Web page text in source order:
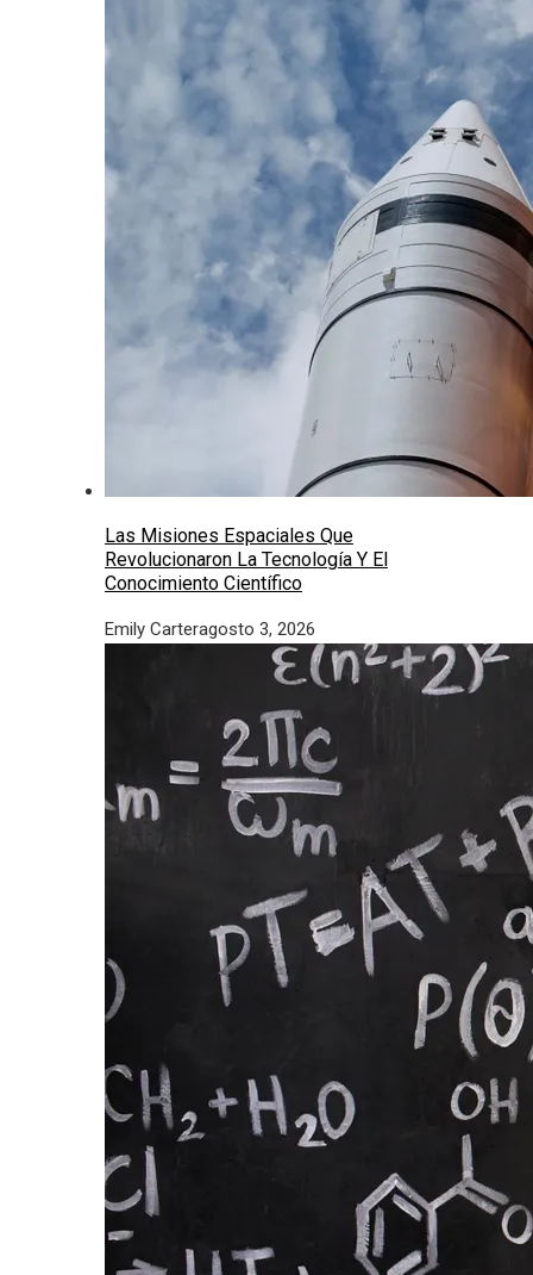
Las Misiones Espaciales Que
Revolucionaron La Tecnología Y El
Conocimiento Científico
Emily Carteragosto 3, 2026